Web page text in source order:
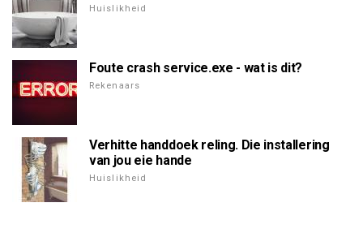
Huislikheid
Foute crash service.exe - wat is dit?
Rekenaars
Verhitte handdoek reling. Die installering
van jou eie hande
Huislikheid